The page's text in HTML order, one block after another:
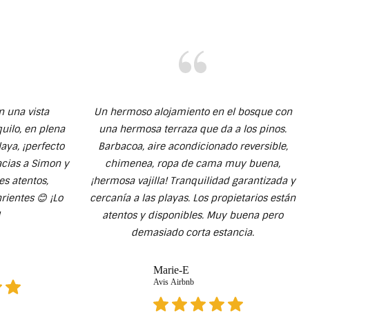
una vista
en plena
¡perfecto
a Simon y
atentos,
😊 ¡Lo
Un hermoso alojamiento en el bosque con
una hermosa terraza que da a los pinos.
Barbacoa, aire acondicionado reversible,
chimenea, ropa de cama muy buena,
¡hermosa vajilla! Tranquilidad garantizada y
cercanía a las playas. Los propietarios están
atentos y disponibles. Muy buena pero
demasiado corta estancia.
Marie-E
Avis Airbnb